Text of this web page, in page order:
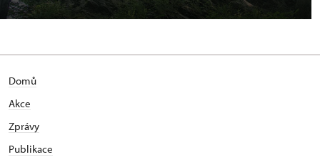
Domů
Akce
Zprávy
Publikace